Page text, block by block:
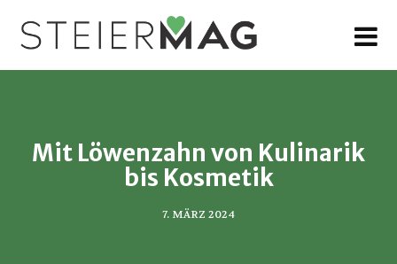
MENU
Mit Löwenzahn von Kulinarik
bis Kosmetik
7. MÄRZ 2024